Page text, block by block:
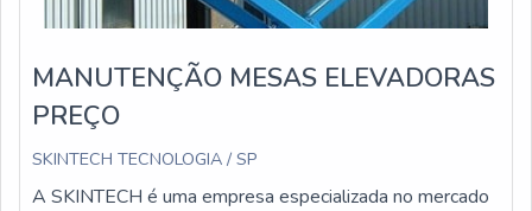
MANUTENÇÃO MESAS ELEVADORAS
PREÇO
SKINTECH TECNOLOGIA / SP
A SKINTECH é uma empresa especializada no mercado